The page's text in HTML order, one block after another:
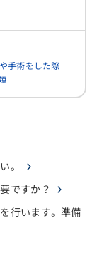
手術をした際
。
ですか？
行います。準備